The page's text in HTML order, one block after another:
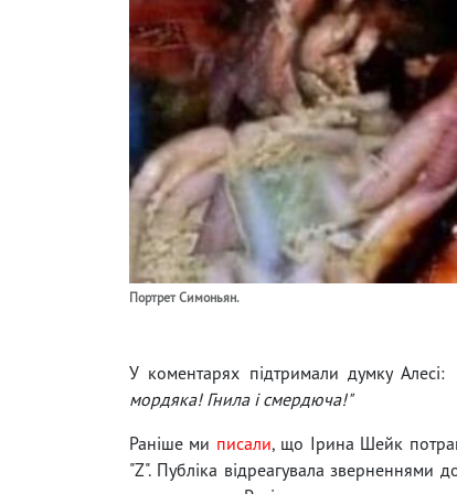
Портрет Симоньян.
У коментарях підтримали думку Алесі:
мордяка! Гнила і смердюча!"
Раніше ми писали, що Ірина Шейк
"Z". Публіка відреагувала зверненнями